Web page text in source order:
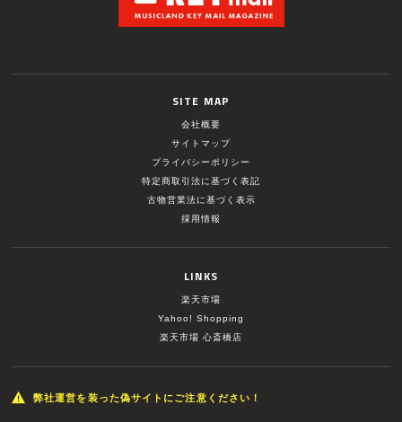
SITE MAP
会社概要
サイトマップ
プライバシーポリシー
特定商取引法に基づく表記
古物営業法に基づく表示
採用情報
LINKS
楽天市場
Yahoo! Shopping
楽天市場 心斎橋店
弊社運営を装った偽サイトにご注意ください！